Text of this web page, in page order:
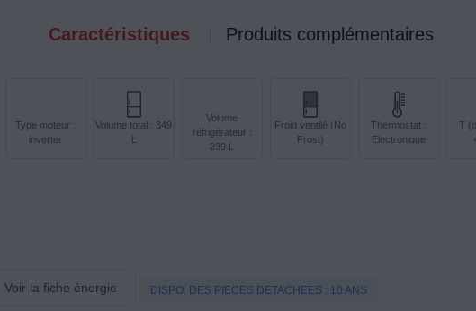
Caractéristiques Produits complémentaires
Type moteur :
inverter
Volume total : 349
L
Volume
réfrigérateur :
239 L
Froid ventilé (No
Frost)
Thermostat :
Electronique
T
Voir la fiche énergie DISPO. DES PIECES DETACHEES : 10 ANS